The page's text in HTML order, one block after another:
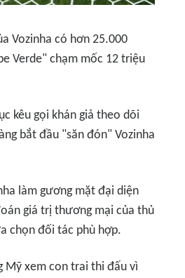
Vozinha có hơn 25.000
Verde" chạm mốc 12 triệu
kêu gọi khán giả theo dõi
bắt đầu "săn đón" Vozinha
làm gương mặt đại diện
giá trị thương mại của thủ
chọn đối tác phù hợp.
Mỹ xem con trai thi đấu vì